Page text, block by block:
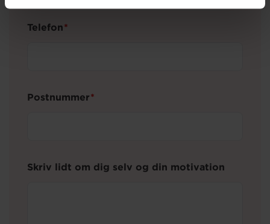
Telefon
Postnummer
Skriv lidt om dig selv og din motivation